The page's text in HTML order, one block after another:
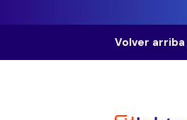
Volver arriba